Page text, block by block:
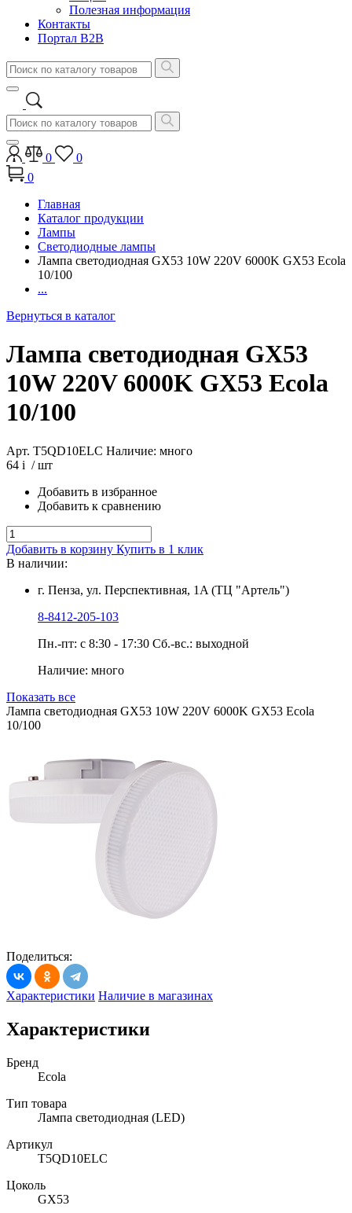
Полезная информация
Контакты
Портал B2B
0
0
0
Главная
Каталог продукции
Лампы
Светодиодные лампы
Лампа светодиодная GX53 10W 220V 6000K GX53 Ecola
10/100
...
Вернуться в каталог
Лампа светодиодная GX53
10W 220V 6000K GX53 Ecola
10/100
Арт. T5QD10ELC Наличие: много
64 i / шт
Добавить в избранное
Добавить к сравнению
Добавить в корзину Купить в 1 клик
В наличии:
г. Пенза, ул. Перспективная, 1A (ТЦ "Артель")
8-8412-205-103
Пн.-пт: с 8:30 - 17:30 Сб.-вс.: выходной
Наличие: много
Показать все
Лампа светодиодная GX53 10W 220V 6000K GX53 Ecola
10/100
Поделиться:
Характеристики Наличие в магазинах
Характеристики
Бренд
Ecola
Тип товара
Лампа светодиодная (LED)
Артикул
T5QD10ELC
Цоколь
GX53